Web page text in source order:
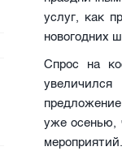
услуг, как
новогодних
Спрос на
уже осенью,
мероприятий.